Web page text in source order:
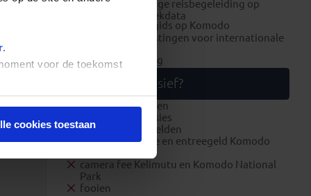
.
voor de toekomst
cookies toestaan
lokale Engelstalige reisbegeleiding op
specifieke vertrekdata
wandeling met gids op Komodo
luchthavenbelastingen voor internationale
brandstofheffing
Wat is exclusief?
overige maaltijden
optionele excursies
overige entreegelden
conservation fee en entreegeld Komodo
camera fee Kelimutu en Komodo National
Park
fooien